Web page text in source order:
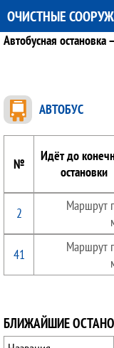
ОЧИСТНЫЕ
Автобусная остановка
АВТОБУС
№
Идёт до
остановки
2
Маршрут
41
Маршрут
БЛИЖАЙШИЕ